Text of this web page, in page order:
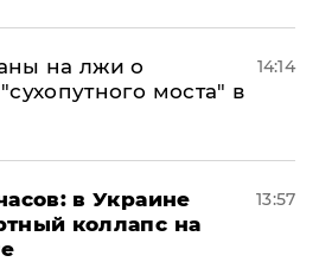
на лжи о
моста" в
14:14
в Украине
коллапс на
13:57